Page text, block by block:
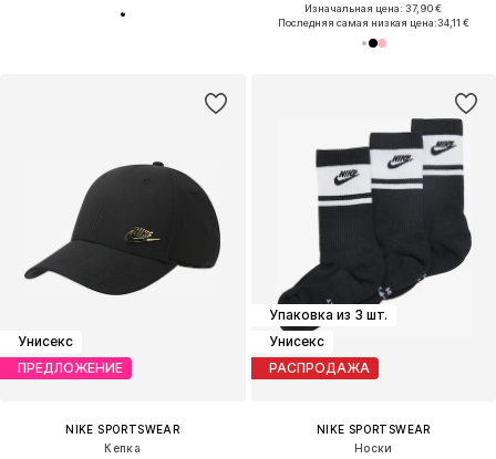
Изначальная цена: 37,90 €
Последняя самая низкая цена:34,11 €
Унисекс
ПРЕДЛОЖЕНИЕ
NIKE SPORTSWEAR
Кепка
Упаковка из 3 шт.
Унисекс
РАСПРОДАЖА
NIKE SPORTSWEAR
Носки